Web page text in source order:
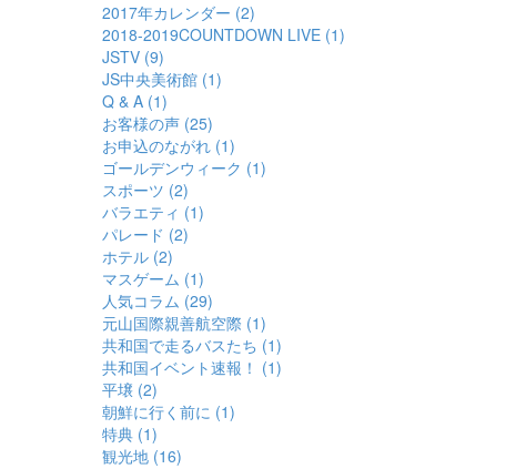
2017年カレンダー (2)
2018-2019COUNTDOWN LIVE (1)
JSTV (9)
JS中央美術館 (1)
Q & A (1)
お客様の声 (25)
お申込のながれ (1)
ゴールデンウィーク (1)
スポーツ (2)
バラエティ (1)
パレード (2)
ホテル (2)
マスゲーム (1)
人気コラム (29)
元山国際親善航空際 (1)
共和国で走るバスたち (1)
共和国イベント速報！ (1)
平壌 (2)
朝鮮に行く前に (1)
特典 (1)
観光地 (16)